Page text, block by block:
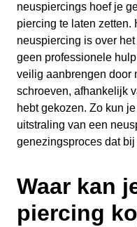
neuspiercings hoef je
piercing te laten zetten.
neuspiercing is over
geen professionele
veilig aanbrengen door
schroeven, afhankelijk
hebt gekozen. Zo kun
uitstraling van een
genezingsproces dat
Waar kan
piercing